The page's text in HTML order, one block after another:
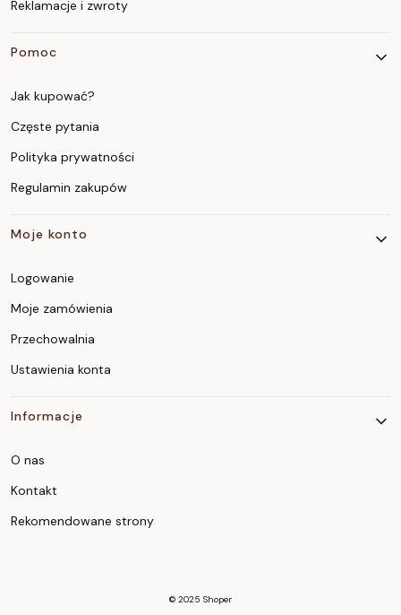
Reklamacje i zwroty
Pomoc
Jak kupować?
Częste pytania
Polityka prywatności
Regulamin zakupów
Moje konto
Logowanie
Moje zamówienia
Przechowalnia
Ustawienia konta
Informacje
O nas
Kontakt
Rekomendowane strony
© 2025 Shoper